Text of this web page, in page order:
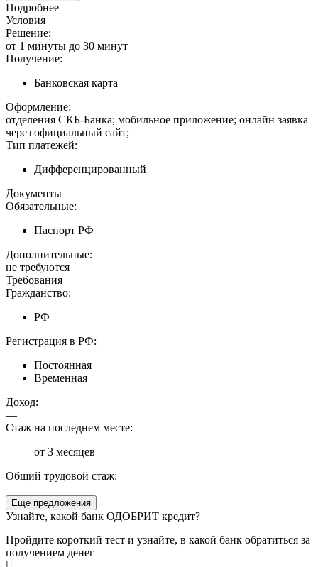
Подробнее
Условия
Решение:
от 1 минуты до 30 минут
Получение:
Банковская карта
Оформление:
отделения СКБ-Банка; мобильное приложение; онлайн заявка
через официальный сайт;
Тип платежей:
Дифференцированный
Документы
Обязательные:
Паспорт РФ
Дополнительные:
не требуются
Требования
Гражданство:
РФ
Регистрация в РФ:
Постоянная
Временная
Доход:
—
Стаж на последнем месте:
от 3 месяцев
Общий трудовой стаж:
—
Еще предложения
Узнайте, какой банк ОДОБРИТ кредит?
Пройдите короткий тест и узнайте, в какой банк обратиться за
получением денег